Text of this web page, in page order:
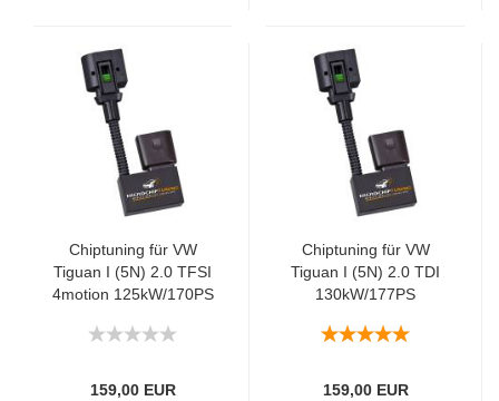
Chiptuning für VW
Tiguan I (5N) 2.0 TFSI
4motion 125kW/170PS
159,00 EUR
Chiptuning für VW
Tiguan I (5N) 2.0 TDI
130kW/177PS
159,00 EUR